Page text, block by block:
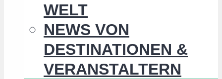
WELT
NEWS VON
DESTINATIONEN &
VERANSTALTERN